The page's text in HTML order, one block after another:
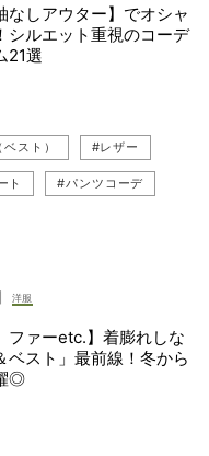
なしアウター】でオシャ
シルエット重視のコーデ
21選
スト） #レザー
ト #パンツコーデ
#重ね着
洋服
ファーetc.】着膨れしな
ベスト」最前線！冬から
◎